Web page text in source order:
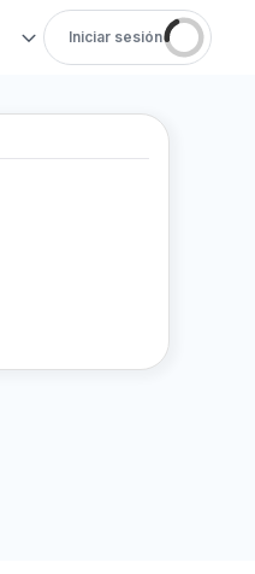
Iniciar sesión